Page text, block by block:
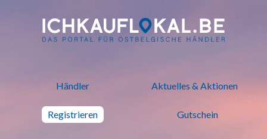
ich kauf lokal - Bei lokalen
Händler Aktuelles & Aktionen
Registrieren Gutschein